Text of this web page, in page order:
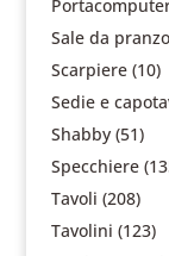
Sale da pranzo
Scarpiere (10)
Sedie e
Shabby (51)
Specchiere
Tavoli (208)
Tavolini (123)